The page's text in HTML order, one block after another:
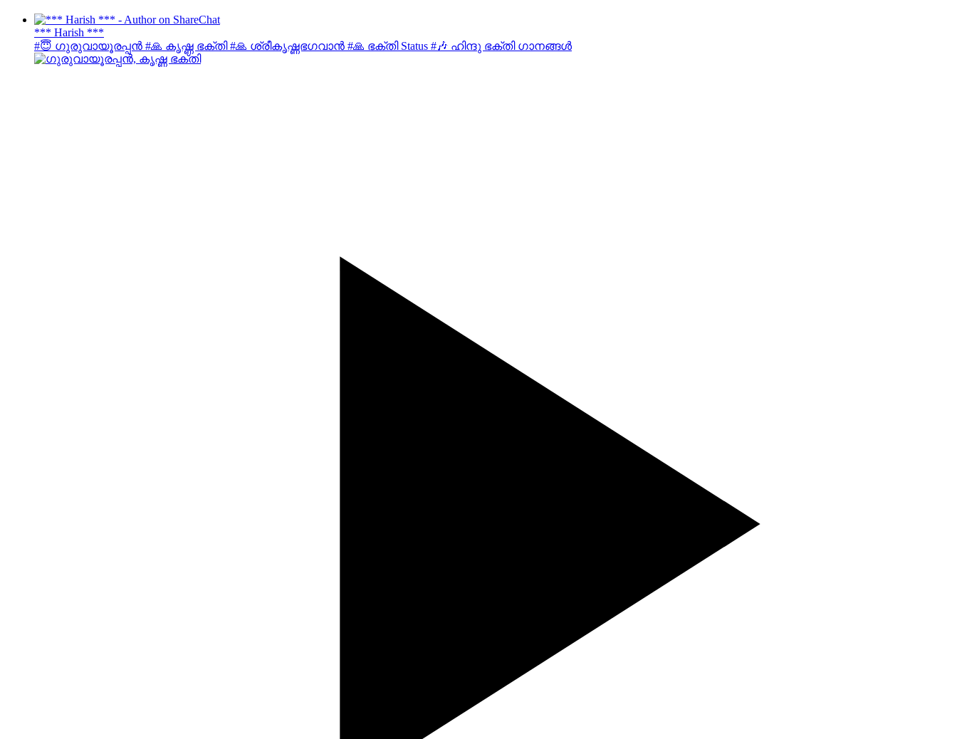
*** Harish ***
#😇 ഗുരുവായൂരപ്പൻ #🙏 കൃഷ്ണ ഭക്തി #🙏 ശ്രീകൃഷ്ണഭഗവാൻ #🙏 ഭക്തി Status #🎶 ഹിന്ദു ഭക്തി ഗാനങ്ങൾ